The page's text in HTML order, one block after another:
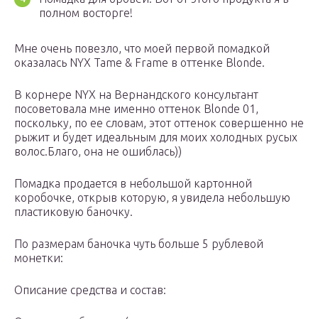
полном восторге!
Мне очень повезло, что моей первой помадкой
оказалась NYX Tame & Frame в оттенке Blonde.
В корнере NYX на Вернандского консультант
посоветовала мне именно оттенок Blonde 01,
поскольку, по ее словам, этот оттенок совершенно не
рыжит и будет идеальным для моих холодных русых
волос.Благо, она не ошиблась))
Помадка продается в небольшой картонной
коробочке, открыв которую, я увидела небольшую
пластиковую баночку.
По размерам баночка чуть больше 5 рублевой
монетки:
Описание средства и состав: